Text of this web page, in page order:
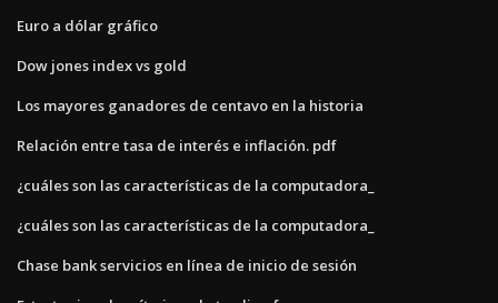
Euro a dólar gráfico
Dow jones index vs gold
Los mayores ganadores de centavo en la historia
Relación entre tasa de interés e inflación. pdf
¿cuáles son las características de la computadora_
¿cuáles son las características de la computadora_
Chase bank servicios en línea de inicio de sesión